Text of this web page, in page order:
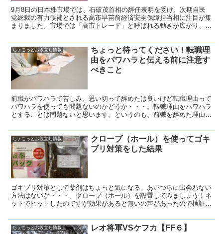
9月8日の日本株市場では、石破茂首相の辞任表明を受け、次期自民
党総裁の有力候補とされる高市早苗前経済安全保障担当相に注目が集
まりました。市場では「高市トレード」と呼ばれる動きが広がり、金
原発関連など幅広い業種が買われました。
ちょこっとお役立ち情報
ちょっと待ってください！転職理
由をパワハラと伝える前に注意す
べきこと
前職がパワハラで苦しみ、思い切って辞めたは良いけど転職理由って
パワハラを使っても問題ないのかどうか・・・。転職理由をパワハラ
とすることは問題ないと思います。というのも、前職を辞めた理由と
めた理由を伝えたことで全体の印象がネガティブな人にならないよう
にすることです。
ちょこっとお役立ち情報
クローブ（ホール）を使ってゴキ
ブリ対策をした結果
ゴキブリ対策として薬剤はちょっと気になる。あいつらに出会わない
方法はないか・・・。クローブ（ホール）を設置してみましょう！ネ
ットでヒットしたのですが効果があると無いの声があったので検証し
ちょこっとお役立ち情報 レオ将軍VSケフカ【FF６】